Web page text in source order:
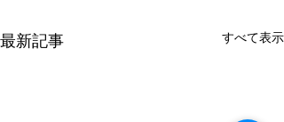
最新記事 すべて表示